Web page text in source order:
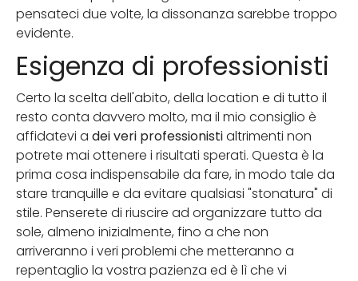
pensateci due volte, la dissonanza sarebbe troppo
evidente.
Esigenza di professionisti
Certo la scelta dell'abito, della location e di tutto il
resto conta davvero molto, ma il mio consiglio è
affidatevi a dei veri professionistialtrimenti non
potrete mai ottenere i risultati sperati. Questa è la
prima cosa indispensabile da fare, in modo tale da
stare tranquille e da evitare qualsiasi "stonatura" di
stile. Penserete di riuscire ad organizzare tutto da
sole, almeno inizialmente, fino a che non
arriveranno i veri problemi che metteranno a
repentaglio la vostra pazienza ed è lì che vi